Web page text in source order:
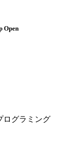
Open
ログラミング